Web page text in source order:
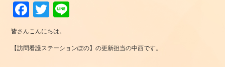
Fa
ce
bo
ok
T
wi
tte
皆さんこんにちは。
【訪問看護ステーションぽの】の更新担当の中西です。